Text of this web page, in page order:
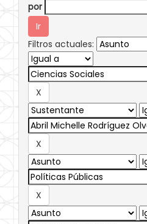
por
Filtros actuales: